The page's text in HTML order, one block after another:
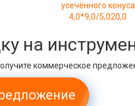
усечённого конуса
4,0*9,0/5,020,0
на
коммерческое